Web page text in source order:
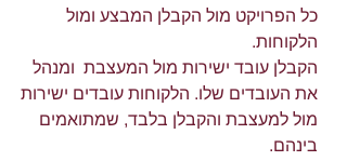
כל הפרויקט מול הקבלן המבצע ומול
הלקוחות.
הקבלן עובד ישירות מול המעצבת  ומנהל
את העובדים שלו. הלקוחות עובדים ישירות
מול למעצבת והקבלן בלבד, שמתואמים
בינהם.